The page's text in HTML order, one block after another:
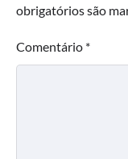
obrigatórios são
Comentário *